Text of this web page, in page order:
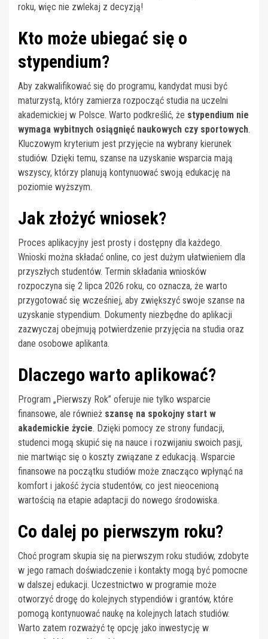
roku, więc nie zwlekaj z decyzją!
Kto może ubiegać się o
stypendium?
Aby zakwalifikować się do programu, kandydat musi być
maturzystą, który zamierza rozpocząć studia na uczelni
akademickiej w Polsce. Warto podkreślić, że stypendium nie
wymaga wybitnych osiągnięć naukowych czy sportowych.
Kluczowym kryterium jest przyjęcie na wybrany kierunek
studiów. Dzięki temu, szanse na uzyskanie wsparcia mają
wszyscy, którzy planują kontynuować swoją edukację na
poziomie wyższym.
Jak złożyć wniosek?
Proces aplikacyjny jest prosty i dostępny dla każdego.
Wnioski można składać online, co jest dużym ułatwieniem dla
przyszłych studentów. Termin składania wniosków
rozpoczyna się 2 lipca 2026 roku, co oznacza, że warto
przygotować się wcześniej, aby zwiększyć swoje szanse na
uzyskanie stypendium. Dokumenty niezbędne do aplikacji
zazwyczaj obejmują potwierdzenie przyjęcia na studia oraz
dane osobowe aplikanta.
Dlaczego warto aplikować?
Program „Pierwszy Rok” oferuje nie tylko wsparcie
finansowe, ale również szansę na spokojny start w
akademickie życie. Dzięki pomocy ze strony fundacji,
studenci mogą skupić się na nauce i rozwijaniu swoich pasji,
nie martwiąc się o koszty związane z edukacją. Wsparcie
finansowe na początku studiów może znacząco wpłynąć na
komfort i jakość życia studentów, co jest nieocenioną
wartością na etapie adaptacji do nowego środowiska.
Co dalej po pierwszym roku?
Choć program skupia się na pierwszym roku studiów, zdobyte
w jego ramach doświadczenie i kontakty mogą być pomocne
w dalszej edukacji. Uczestnictwo w programie może
otworzyć drogę do kolejnych stypendiów i grantów, które
pomogą kontynuować naukę na kolejnych latach studiów.
Warto zatem rozważyć tę opcję jako inwestycję w